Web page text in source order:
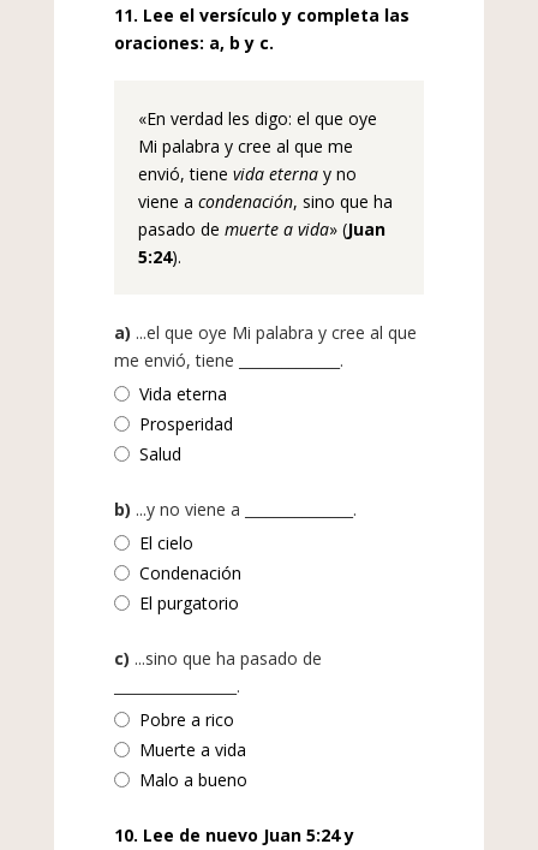
11. Lee el versículo y completa las
oraciones: a, b y c.
«En verdad les digo: el que oye
Mi palabra y cree al que me
envió, tiene vida eternay no
viene a condenación, sino que ha
pasado de muerte a vida» (Juan
5:24).
a) ...el que oye Mi palabra y cree al que
me envió, tiene ______________.
Vida eterna
Prosperidad
Salud
b) ...y no viene a _______________.
El cielo
Condenación
El purgatorio
c) ...sino que ha pasado de
_________________.
Pobre a rico
Muerte a vida
Malo a bueno
10. Lee de nuevo Juan 5:24 y